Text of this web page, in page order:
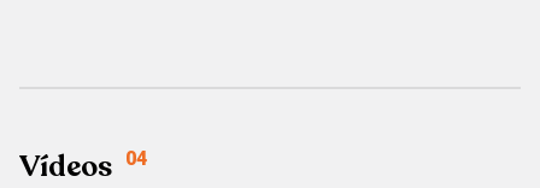
Vídeos 04